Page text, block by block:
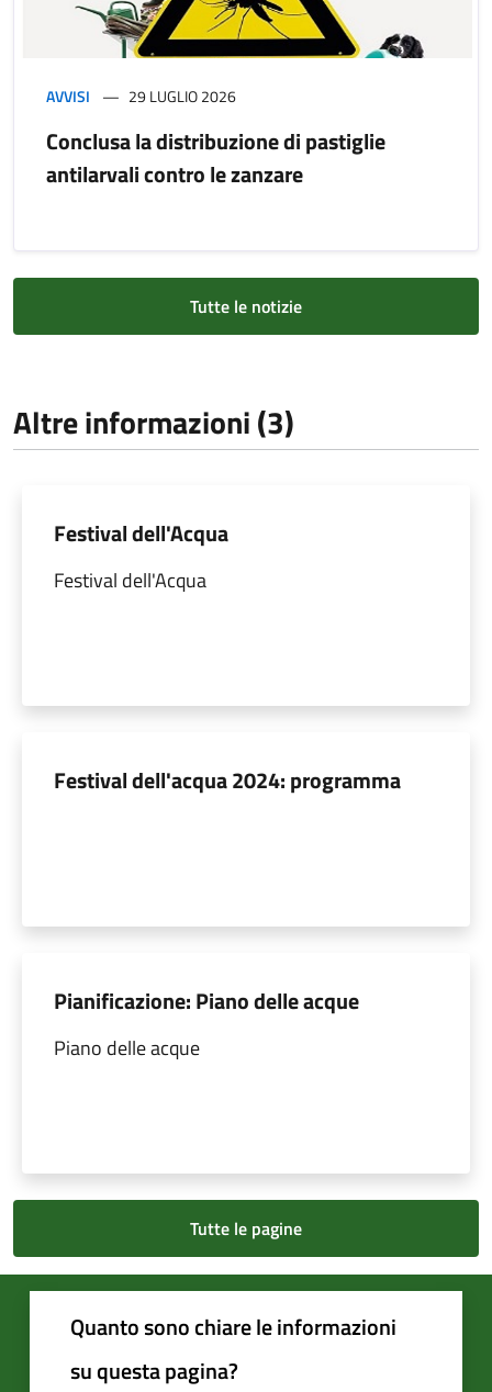
AVVISI 29 LUGLIO 2026
Conclusa la distribuzione di pastiglie
antilarvali contro le zanzare
Tutte le notizie
Altre informazioni (3)
Festival dell'Acqua
Festival dell'Acqua
Festival dell'acqua 2024: programma
Pianificazione: Piano delle acque
Piano delle acque
Tutte le pagine
Quanto sono chiare le informazioni
su questa pagina?